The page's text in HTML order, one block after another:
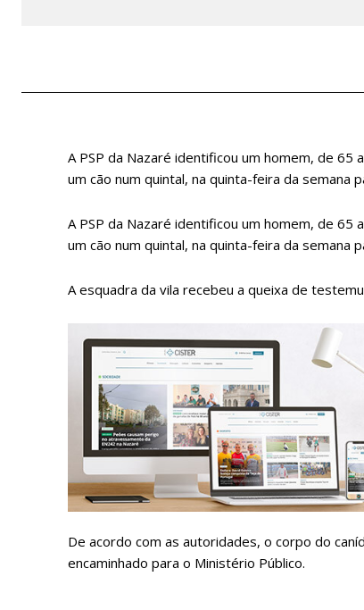
A PSP da Nazaré identificou um homem, de
um cão num quintal, na quinta-feira da semana
A PSP da Nazaré identificou um homem, de
um cão num quintal, na quinta-feira da semana
A esquadra da vila recebeu a queixa de
De acordo com as autoridades, o corpo do
encaminhado para o Ministério Público.